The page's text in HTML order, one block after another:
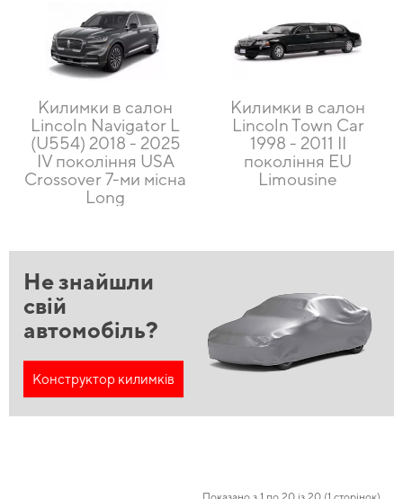
Килимки в салон
Lincoln Navigator L
(U554) 2018 - 2025
IV покоління USA
Crossover 7-ми місна
Long
Килимки в салон
Lincoln Town Car
1998 - 2011 II
покоління EU
Limousine
Не знайшли
свій
автомобіль?
Конструктор килимків